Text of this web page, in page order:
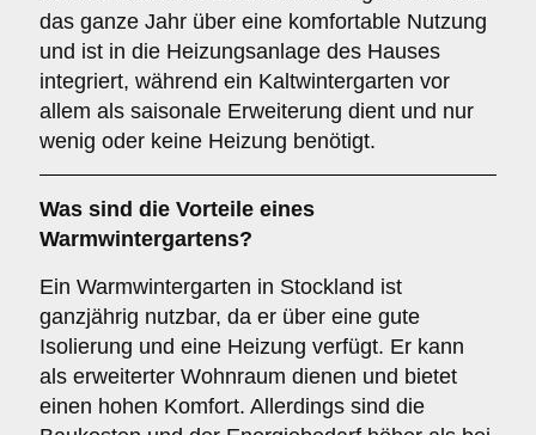
das ganze Jahr über eine komfortable Nutzung
und ist in die Heizungsanlage des Hauses
integriert, während ein Kaltwintergarten vor
allem als saisonale Erweiterung dient und nur
wenig oder keine Heizung benötigt.
Was sind die Vorteile eines
Warmwintergartens?
Ein Warmwintergarten in Stockland ist
ganzjährig nutzbar, da er über eine gute
Isolierung und eine Heizung verfügt. Er kann
als erweiterter Wohnraum dienen und bietet
einen hohen Komfort. Allerdings sind die